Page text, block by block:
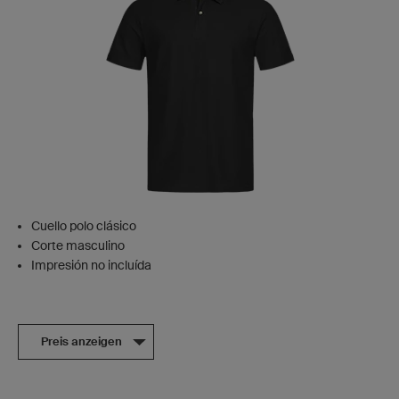
Cuello polo clásico
Corte masculino
Impresión no incluída
Preis anzeigen